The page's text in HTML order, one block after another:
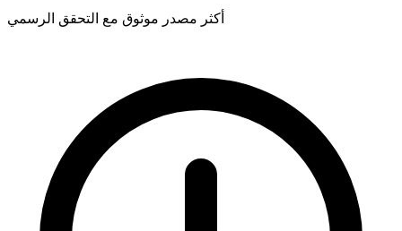
أكثر مصدر موثوق مع التحقق الرسمي